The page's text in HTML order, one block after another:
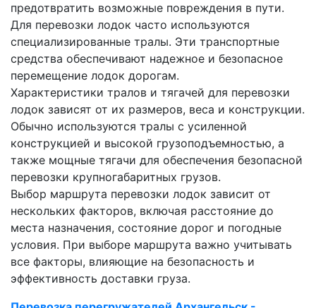
предотвратить возможные повреждения в пути.
Для перевозки лодок часто используются
специализированные тралы. Эти транспортные
средства обеспечивают надежное и безопасное
перемещение лодок дорогам.
Характеристики тралов и тягачей для перевозки
лодок зависят от их размеров, веса и конструкции.
Обычно используются тралы с усиленной
конструкцией и высокой грузоподъемностью, а
также мощные тягачи для обеспечения безопасной
перевозки крупногабаритных грузов.
Выбор маршрута перевозки лодок зависит от
нескольких факторов, включая расстояние до
места назначения, состояние дорог и погодные
условия. При выборе маршрута важно учитывать
все факторы, влияющие на безопасность и
эффективность доставки груза.